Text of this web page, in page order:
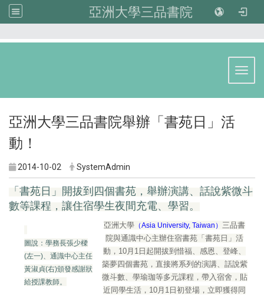
亞洲大學三品書院
亞洲大學三品書院舉辦「書苑日」活
動！
2014-10-02 SystemAdmin
「書苑日」開拔到四個書苑，舉辦演講、話說紫微斗
數等課程，讓住宿學生夜間充電、學習。
圖說：學務長張少樑
(左一)、通識中心主任
黃淑貞(右)頒發感謝狀
給授課教師。
亞洲大學 （Asia University, Taiwan） 三品書
院與通識中心主辦住宿書苑「書苑日」活
動，10月1日起開拔到惜福、感恩、登峰、
築夢四個書苑，直接將系列的演講、話說紫
微斗數、學瑜珈等多元課程，帶入宿舍，貼
近同學生活，10月1日初登場，立即獲得同